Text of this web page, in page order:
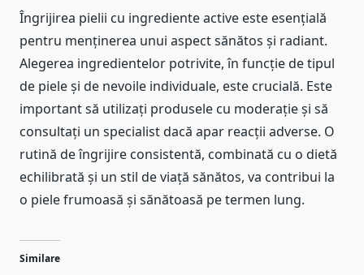
Îngrijirea pielii cu ingrediente active este esențială
pentru menținerea unui aspect sănătos și radiant.
Alegerea ingredientelor potrivite, în funcție de tipul
de piele și de nevoile individuale, este crucială. Este
important să utilizați produsele cu moderație și să
consultați un specialist dacă apar reacții adverse. O
rutină de îngrijire consistentă, combinată cu o dietă
echilibrată și un stil de viață sănătos, va contribui la
o piele frumoasă și sănătoasă pe termen lung.
Similare